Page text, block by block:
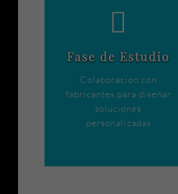
Fase de Estudio
Colaboración con
fabricantes para diseñar
soluciones
personalizadas